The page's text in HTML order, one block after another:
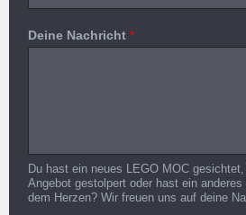
Deine Nachricht *
Du hast ein neues LEGO MOC
Angebot gestolpert oder hast ein
dem Herzen? Wir freuen uns auf deine